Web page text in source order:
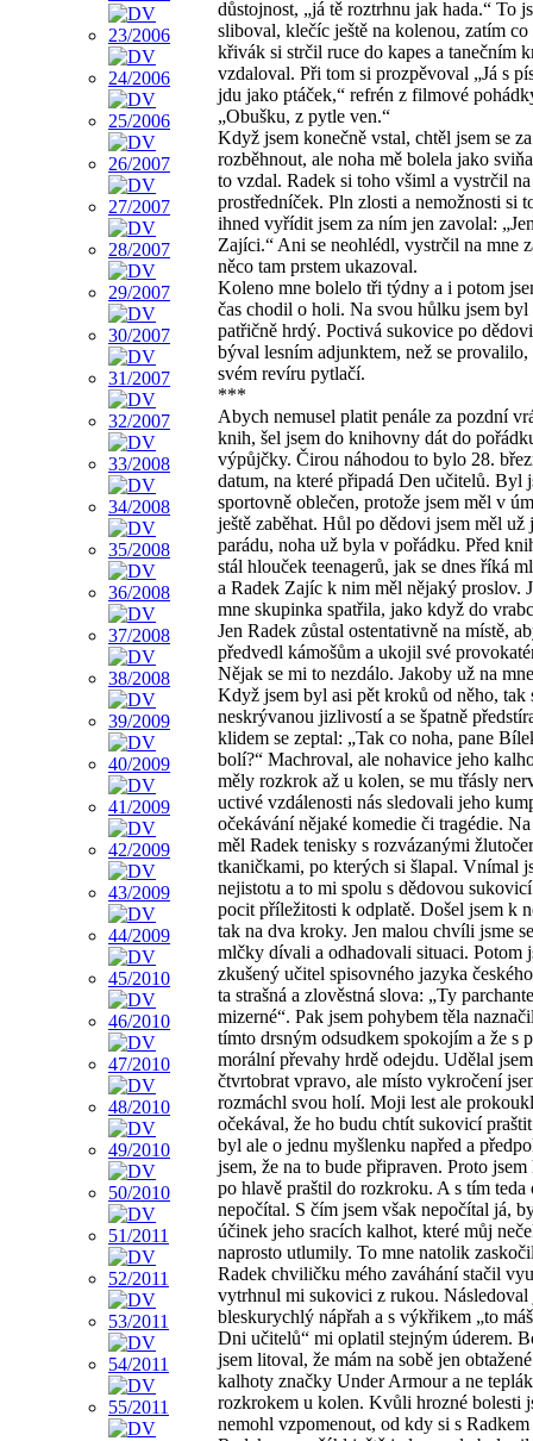
důstojnost, „já tě roztrhnu jak hada.“ To
sliboval, klečíc ještě na kolenou, zatím co
křivák si strčil ruce do kapes a tanečním
vzdaloval. Při tom si prozpěvoval „Já s
jdu jako ptáček,“ refrén z filmové
„Obušku, z pytle ven.“
Když jsem konečně vstal, chtěl jsem se
rozběhnout, ale noha mě bolela jako
to vzdal. Radek si toho všiml a vystrčil na
prostředníček. Pln zlosti a nemožnosti si
ihned vyřídit jsem za ním jen zavolal:
Zajíci.“ Ani se neohlédl, vystrčil na mne
něco tam prstem ukazoval.
Koleno mne bolelo tři týdny a i potom
čas chodil o holi. Na svou hůlku jsem byl
patřičně hrdý. Poctivá sukovice po
býval lesním adjunktem, než se provalilo,
svém revíru pytlačí.
***
Abych nemusel platit penále za pozdní
knih, šel jsem do knihovny dát do
výpůjčky. Čirou náhodou to bylo 28.
datum, na které připadá Den učitelů. Byl
sportovně oblečen, protože jsem měl v
ještě zaběhat. Hůl po dědovi jsem měl už
parádu, noha už byla v pořádku. Před
stál hlouček teenagerů, jak se dnes říká
a Radek Zajíc k nim měl nějaký proslov.
mne skupinka spatřila, jako když do
Jen Radek zůstal ostentativně na místě,
předvedl kámošům a ukojil své
Nějak se mi to nezdálo. Jakoby už na
Když jsem byl asi pět kroků od něho, tak
neskrývanou jizlivostí a se špatně
klidem se zeptal: „Tak co noha, pane
bolí?“ Machroval, ale nohavice jeho
měly rozkrok až u kolen, se mu třásly
uctivé vzdálenosti nás sledovali jeho
očekávání nějaké komedie či tragédie.
měl Radek tenisky s rozvázanými
tkaničkami, po kterých si šlapal. Vnímal
nejistotu a to mi spolu s dědovou
pocit příležitosti k odplatě. Došel jsem k
tak na dva kroky. Jen malou chvíli jsme
mlčky dívali a odhadovali situaci. Potom
zkušený učitel spisovného jazyka
ta strašná a zlověstná slova: „Ty parchante
mizerné“. Pak jsem pohybem těla
tímto drsným odsudkem spokojím a že s
morální převahy hrdě odejdu. Udělal jsem
čtvrtobrat vpravo, ale místo vykročení
rozmáchl svou holí. Moji lest ale
očekával, že ho budu chtít sukovicí
byl ale o jednu myšlenku napřed a
jsem, že na to bude připraven. Proto jsem
po hlavě praštil do rozkroku. A s tím teda
nepočítal. S čím jsem však nepočítal já,
účinek jeho sracích kalhot, které můj
naprosto utlumily. To mne natolik
Radek chviličku mého zaváhání stačil
vytrhnul mi sukovici z rukou. Následoval
bleskurychlý nápřah a s výkřikem „to
Dni učitelů“ mi oplatil stejným úderem.
jsem litoval, že mám na sobě jen
kalhoty značky Under Armour a ne
rozkrokem u kolen. Kvůli hrozné bolesti
nemohl vzpomenout, od kdy si s